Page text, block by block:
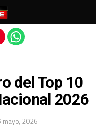
del Top 10
2026
mayo, 2026
móvil